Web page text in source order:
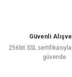
Güvenli
256bit SSL
güvende